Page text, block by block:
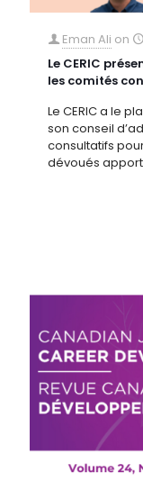
Eman Ali on
Le CERIC
les comités
Le CERIC a le
son conseil
consultatifs
dévoués